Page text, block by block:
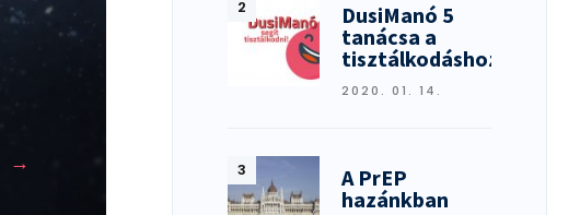
→
TOVÁBB:
DusiManó 5
tanácsa a
tisztálkodáshoz
2020. 01. 14.
A PrEP
hazánkban